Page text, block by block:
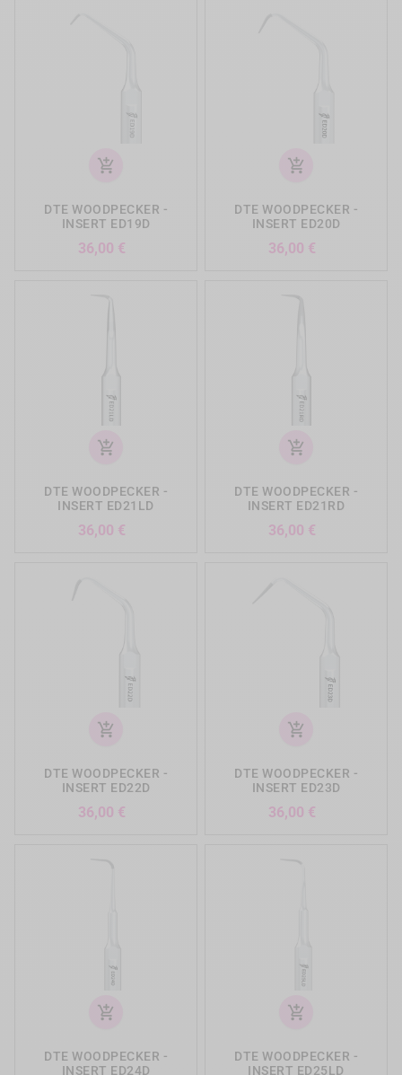
add_shopping_cart
DTE WOODPECKER -
INSERT ED19D
36,00 €
add_shopping_cart
DTE WOODPECKER -
INSERT ED20D
36,00 €
add_shopping_cart
DTE WOODPECKER -
INSERT ED21LD
36,00 €
add_shopping_cart
DTE WOODPECKER -
INSERT ED21RD
36,00 €
add_shopping_cart
DTE WOODPECKER -
INSERT ED22D
36,00 €
add_shopping_cart
DTE WOODPECKER -
INSERT ED23D
36,00 €
add_shopping_cart
DTE WOODPECKER -
INSERT ED24D
add_shopping_cart
DTE WOODPECKER -
INSERT ED25LD